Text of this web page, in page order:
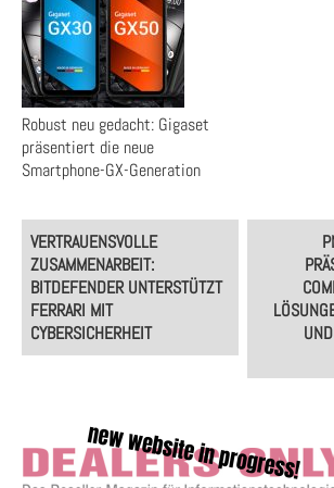
Robust neu gedacht: Gigaset
präsentiert die neue
Smartphone-GX-Generation
Post
navigation
VERTRAUENSVOLLE
ZUSAMMENARBEIT:
BITDEFENDER UNTERSTÜTZT
FERRARI MIT
CYBERSICHERHEIT